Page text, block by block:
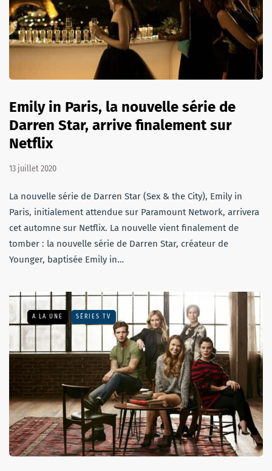
Emily in Paris, la nouvelle série de
Darren Star, arrive finalement sur
Netflix
13 juillet 2020
La nouvelle série de Darren Star (Sex & the City), Emily in
Paris, initialement attendue sur Paramount Network, arrivera
cet automne sur Netflix. La nouvelle vient finalement de
tomber : la nouvelle série de Darren Star, créateur de
Younger, baptisée Emily in…
A LA UNE SÉRIES TV